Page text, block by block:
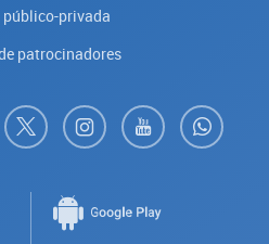
público-privada
patrocinadores